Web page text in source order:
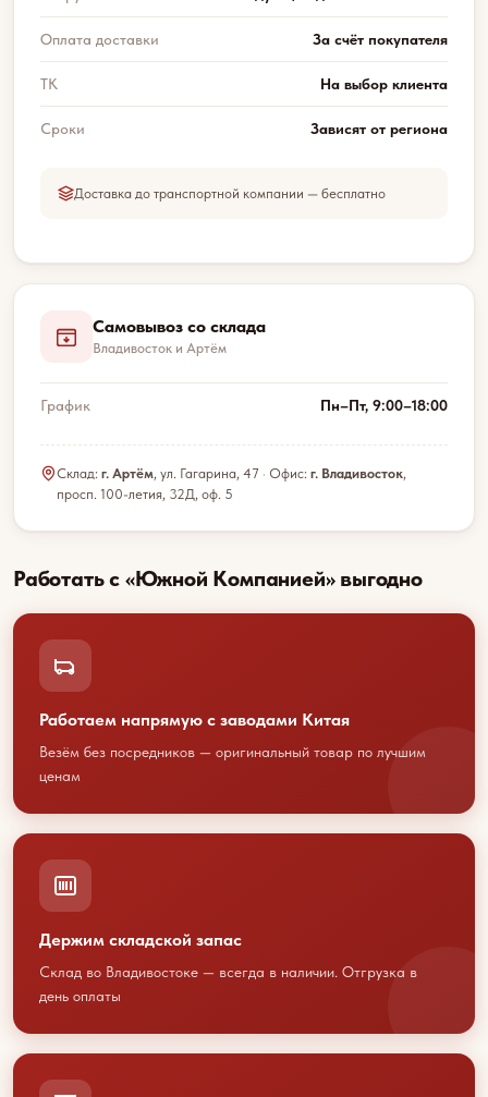
Оплата доставки За счёт покупателя
ТК На выбор клиента
Сроки Зависят от региона
Доставка до транспортной компании — бесплатно
Самовывоз со склада
Владивосток и Артём
График Пн–Пт, 9:00–18:00
Склад: г. Артём, ул. Гагарина, 47 · Офис: г. Владивосток,
просп. 100-летия, 32Д, оф. 5
Работать с «Южной Компанией» выгодно
Работаем напрямую с заводами Китая
Везём без посредников — оригинальный товар по лучшим
ценам
Держим складской запас
Склад во Владивостоке — всегда в наличии. Отгрузка в
день оплаты
сотрудничество?
Свяжитесь с нами любым
удобным способом
или оставьте свои контакты